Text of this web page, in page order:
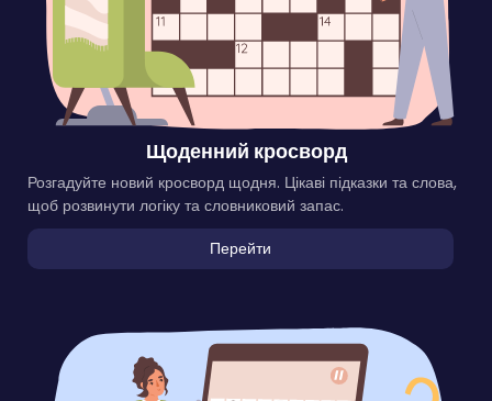
Щоденний кросворд
Розгадуйте новий кросворд щодня. Цікаві підказки та слова,
щоб розвинути логіку та словниковий запас.
Перейти